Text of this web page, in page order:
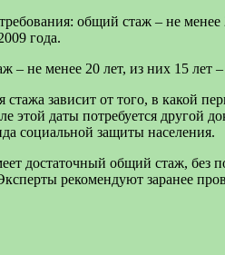
общий стаж – не менее
года.
не менее 20 лет, из них 15 лет
зависит от того, в какой
этой даты потребуется другой
социальной защиты населения.
достаточный общий стаж, без
рекомендуют заранее